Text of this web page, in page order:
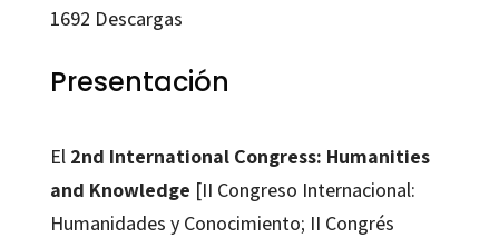
1692 Descargas
Presentación
El 2nd International Congress: Humanities
and Knowledge [II Congreso Internacional:
Humanidades y Conocimiento; II Congrés